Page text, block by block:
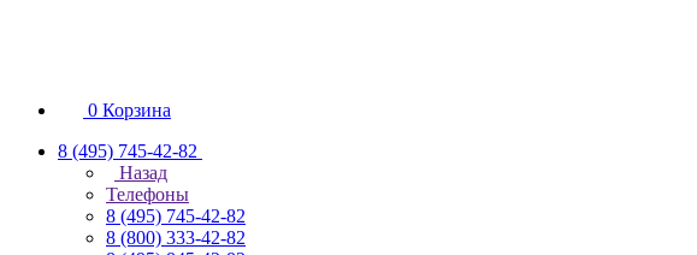
0 Корзина
8 (495) 745-42-82
Назад
Телефоны
8 (495) 745-42-82
8 (800) 333-42-82